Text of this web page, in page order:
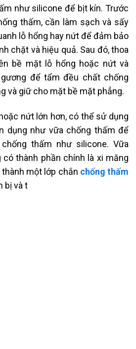
như silicone để bịt kín. Trước
thấm, cần làm sạch và sấy
lỗ hổng hay nứt để đảm bảo
chặt và hiệu quả. Sau đó, thoa
bề mặt lỗ hổng hoặc nứt và
để tẩm đều chất chống
và giữ cho mặt bề mặt phẳng.
nứt lớn hơn, có thể sử dụng
dụng như vữa chống thấm để
thấm như silicone. Vữa
thành phần chính là xi măng
một lớp chắn chống thấm
bị và t